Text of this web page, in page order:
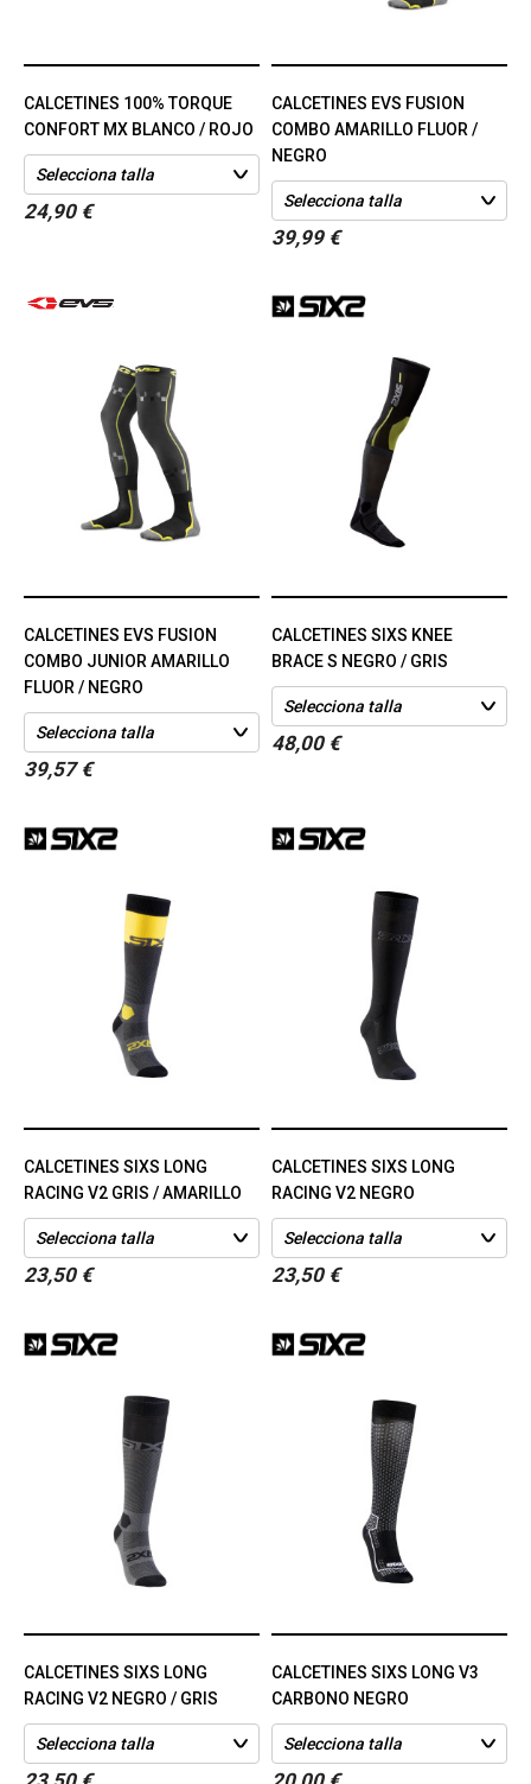
CALCETINES 100% TORQUE
CONFORT MX BLANCO / ROJO
24,90 €
CALCETINES EVS FUSION
COMBO AMARILLO FLUOR /
NEGRO
39,99 €
CALCETINES EVS FUSION
COMBO JUNIOR AMARILLO
FLUOR / NEGRO
39,57 €
CALCETINES SIXS KNEE
BRACE S NEGRO / GRIS
48,00 €
CALCETINES SIXS LONG
RACING V2 GRIS / AMARILLO
23,50 €
CALCETINES SIXS LONG
RACING V2 NEGRO
23,50 €
CALCETINES SIXS LONG
RACING V2 NEGRO / GRIS
CALCETINES SIXS LONG V3
CARBONO NEGRO